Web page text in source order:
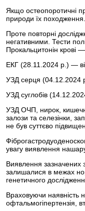
Якщо остеопоротичні
природи їх походження.
Проте повторні
негативними. Тести
Прокальцитонін крові
ЕКГ (28.11.2024 р.) —
УЗД серця (04.12.2024
УЗД суглобів
УЗД ОЧП, нирок,
залози та селезінки,
не був суттєво
увагу виявлення
Виявлення зазначених
залишалися в межах
генетичного
Враховуючи наявність
офтальмо­гіпертензія,